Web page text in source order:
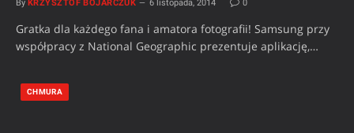
By KRZYSZTOF BOJARCZUK 6 listopada, 2014 0
Gratka dla każdego fana i amatora fotografii! Samsung przy
współpracy z National Geographic prezentuje aplikację,…
CHMURA